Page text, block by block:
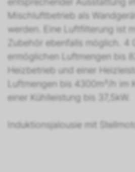
Mischluftbetrieb als
werden. Eine Luftfilterung ist
Zubehör ebenfalls möglich. 4
ermöglichen Luftmengen bis
Heizbetrieb und einer
Luftmengen bis 4300m³/h im
einer Kühlleistung bis 37,5kW.
Induktionsjalousie mit